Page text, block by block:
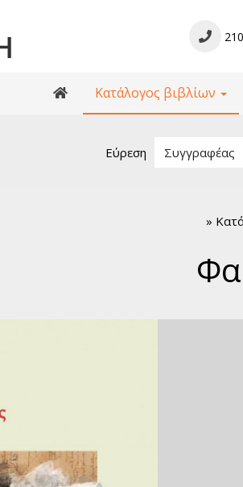
Κατάλογος βιβλίων
Κατάλογος βιβλίων
Κριτικά κείμενα - Μελετήματα
Ελληνική Ποίηση
Παγκόσμια Ποίηση
Εφηβική Λογοτεχνία
Εύρεση
»